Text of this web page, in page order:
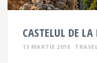
CASTELUL DE LA
13 MARTIE 2018